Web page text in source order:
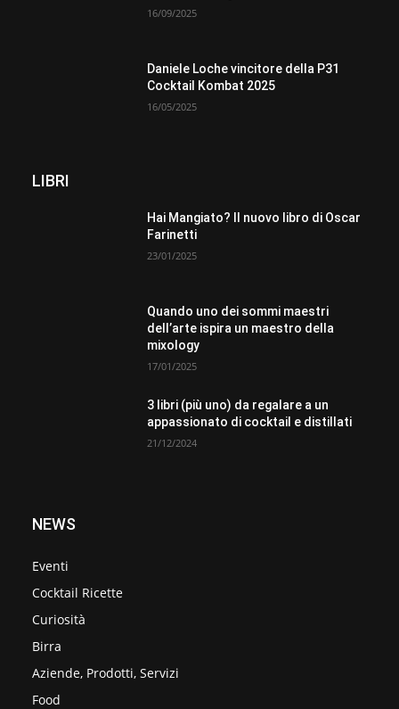
16/09/2025
Daniele Loche vincitore della P31
Cocktail Kombat 2025
16/05/2025
LIBRI
Hai Mangiato? Il nuovo libro di Oscar
Farinetti
23/01/2025
Quando uno dei sommi maestri
dell’arte ispira un maestro della
mixology
17/01/2025
3 libri (più uno) da regalare a un
appassionato di cocktail e distillati
21/12/2024
NEWS
Eventi
Cocktail Ricette
Curiosità
Birra
Aziende, Prodotti, Servizi
Food